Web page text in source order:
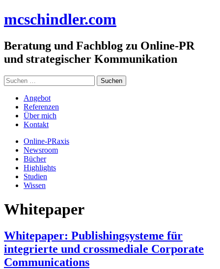
Inhalt
mcschindler.com
Beratung und Fachblog zu Online-PR
und strategischer Kommunikation
Suchen
nach:
Angebot
Referenzen
Über mich
Kontakt
Online-PRaxis
Newsroom
Bücher
Highlights
Studien
Wissen
Whitepaper
Whitepaper: Publishingsysteme für
integrierte und crossmediale Corporate
Communications